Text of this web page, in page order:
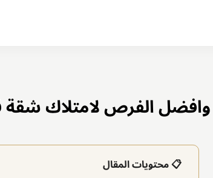
وافضل الفرص لامتلاك شقة
📋 محتويات المقال